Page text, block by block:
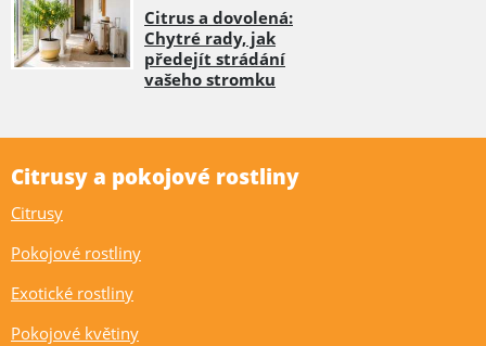
Citrus a dovolená:
Chytré rady, jak
předejít strádání
vašeho stromku
Citrusy a pokojové rostliny
Citrusy
Pokojové rostliny
Exotické rostliny
Pokojové květiny